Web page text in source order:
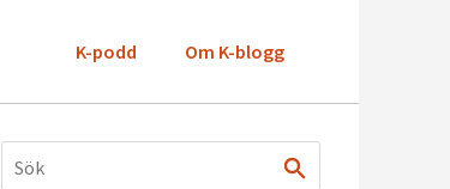
K-podd Om K-blogg